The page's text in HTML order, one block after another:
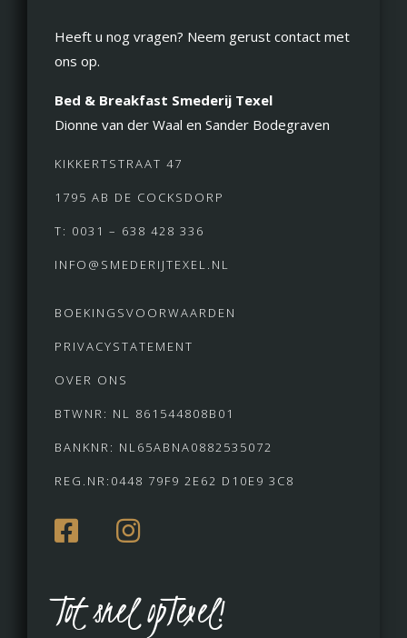
Heeft u nog vragen? Neem gerust contact met
ons op.
Bed & Breakfast Smederij Texel
Dionne van der Waal en Sander Bodegraven
KIKKERTSTRAAT 47
1795 AB DE COCKSDORP
T: 0031 – 638 428 336
INFO@SMEDERIJTEXEL.NL
BOEKINGSVOORWAARDEN
PRIVACYSTATEMENT
OVER ONS
BTWNR: NL 861544808B01
BANKNR: NL65ABNA0882535072
REG.NR:0448 79F9 2E62 D10E9 3C8
Tot snel opTexel!